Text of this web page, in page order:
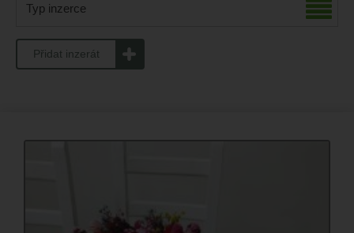
Typ inzerce
Přidat inzerát